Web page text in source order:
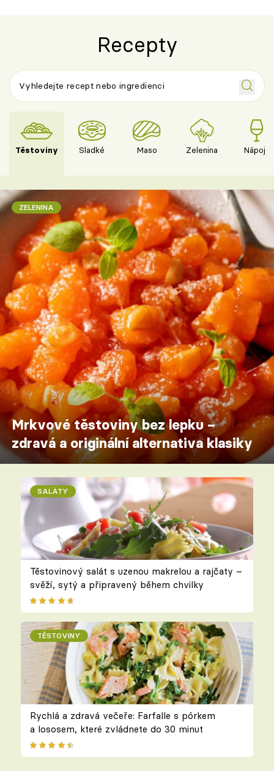
Recepty
Těstoviny Sladké Maso Zelenina Nápoje
ZELENINA
Mrkvové těstoviny bez lepku –
zdravá a originální alternativa klasiky
SALÁTY
Těstovinový salát s uzenou makrelou a rajčaty –
svěží, sytý a připravený během chvilky
TĚSTOVINY
Rychlá a zdravá večeře: Farfalle s pórkem
a lososem, které zvládnete do 30 minut